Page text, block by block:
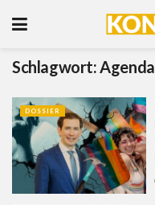
Schlagwort:
DOSSIER